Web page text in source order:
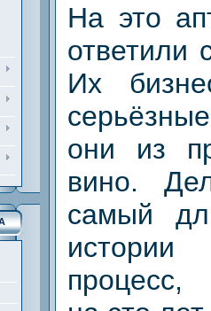
На это
ответили
Их
они из
вино.
самый
процесс,